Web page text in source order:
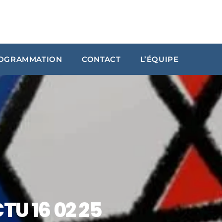
CONTACT L’ÉQUIPE
ARCHIVES
UPCOMING SHOWS
16 02 25